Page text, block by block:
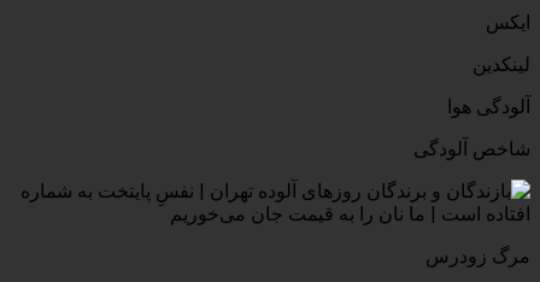
ایکس
لینکدین
آلودگی هوا
شاخص آلودگی
مرگ زودرس